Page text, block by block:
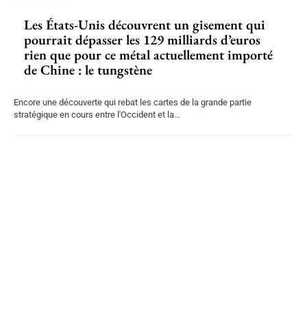
Les États-Unis découvrent un gisement qui
pourrait dépasser les 129 milliards d’euros
rien que pour ce métal actuellement importé
de Chine : le tungstène
Encore une découverte qui rebat les cartes de la grande partie
stratégique en cours entre l'Occident et la...